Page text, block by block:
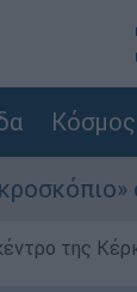
Κόσμος
του
της